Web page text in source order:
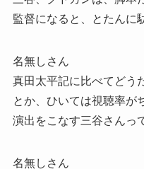
監督になると、とたんに
名無しさん
真田太平記に比べてどう
とか、ひいては視聴率が
演出をこなす三谷さんっ
名無しさん